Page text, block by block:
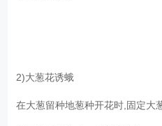
2)大葱花诱蛾
在大葱留种地葱种开花时,固定大